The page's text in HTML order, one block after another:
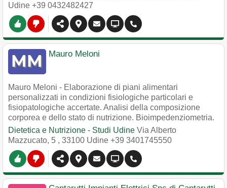
Udine +39 0432482427
Mauro Meloni
Mauro Meloni - Elaborazione di piani alimentari
personalizzati in condizioni fisiologiche particolari e
fisiopatologiche accertate. Analisi della composizione
corporea e dello stato di nutrizione. Bioimpedenziometria.
Dietetica e Nutrizione - Studi Udine Via Alberto
Mazzucato, 5 , 33100 Udine +39 3401745550